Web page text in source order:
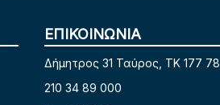
ΕΠΙΚΟΙΝΩΝΙΑ
Δήμητρος 31 Ταύρος, TK 177 78
210 34 89 000